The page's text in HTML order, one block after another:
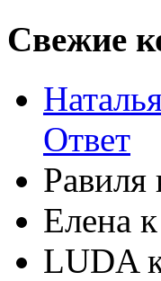
Свежие
Ответ
Равиля
Елена
LUDA